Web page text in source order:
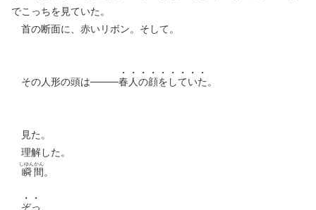
でこっちを見ていた。
首の断面に、赤いリボン。そして。
その人形の頭は────春 人の顔を していた 。
見た。
理解した。
瞬
しゆん
間
かん
。
ぞっ